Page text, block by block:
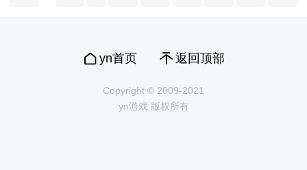
yn首页 返回顶部
Copyright © 2009-2021
yn游戏 版权所有